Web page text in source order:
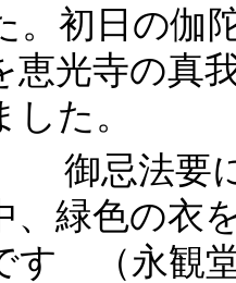
。初日の伽
恵光寺の真
た。
御忌法要
、緑色の衣
す （永観